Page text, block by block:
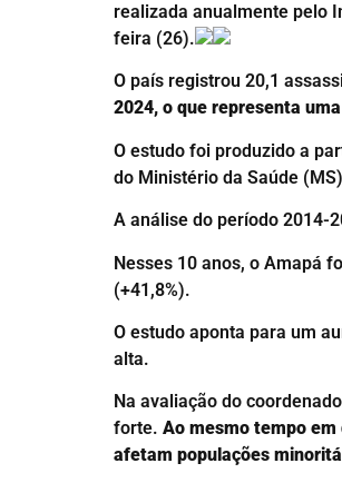
realizada anualmente pelo
feira (26).
O país registrou 20,1
2024, o que representa
O estudo foi produzido a
do Ministério da Saúde
A análise do período 2014-
Nesses 10 anos, o Amapá
(+41,8%).
O estudo aponta para um
alta.
Na avaliação do
forte. Ao mesmo tempo
afetam populações